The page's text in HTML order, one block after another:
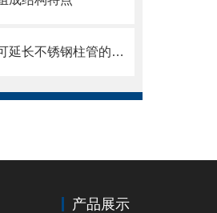
正确的维护保养可延长不锈钢柱管的使用寿命
产品展示